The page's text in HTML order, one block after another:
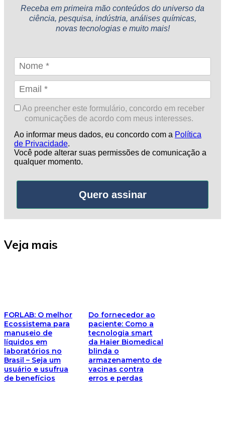
Receba em primeira mão conteúdos do universo da
ciência, pesquisa, indústria, análises químicas,
novas tecnologias e muito mais!
Ao preencher este formulário, concordo em receber
comunicações de acordo com meus interesses.
Ao informar meus dados, eu concordo com a Política
de Privacidade.
Você pode alterar suas permissões de comunicação a
qualquer momento.
Quero assinar
Veja mais
FORLAB: O melhor
Ecossistema para
manuseio de
líquidos em
laboratórios no
Brasil – Seja um
usuário e usufrua
de benefícios
Do fornecedor ao
paciente: Como a
tecnologia smart
da Haier Biomedical
blinda o
armazenamento de
vacinas contra
erros e perdas